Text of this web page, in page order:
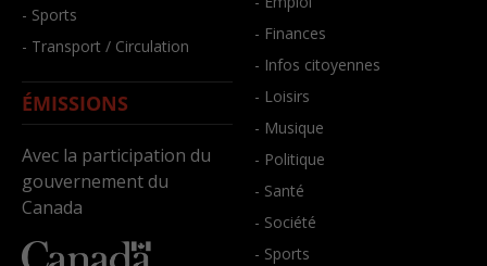
- Sports
- Transport / Circulation
ÉMISSIONS
Avec la participation du
gouvernement du
Canada
- Finances
- Infos citoyennes
- Loisirs
- Musique
- Politique
- Santé
- Société
- Sports